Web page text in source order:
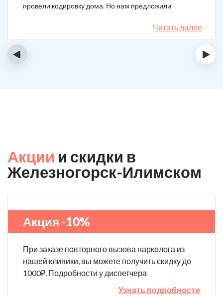
провели кодировку дома. Но нам предложили
Тройной блок в клинике, чтобы уж наверняка помогло.
Мы согласились. Вот уже 4 месяца как сын не пьет. На
работу устроился, дома помогает, девушку завел.
Читать далее
‹ ›
Акции и скидки в
Железногорск-Илимском
Акция -10%
При заказе повторного вызова нарколога из
нашей клиники, вы можете получить скидку до
1000₽. Подробности у диспетчера
Узнать подробности